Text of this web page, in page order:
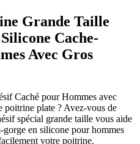
Grande Taille
Cache-
Avec Gros
Caché pour Hommes avec
poitrine plate ? Avez-vous de
spécial grande taille vous aide
en silicone pour hommes
votre poitrine.